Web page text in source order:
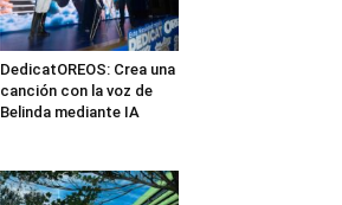
DedicatOREOS: Crea una
canción con la voz de
Belinda mediante IA